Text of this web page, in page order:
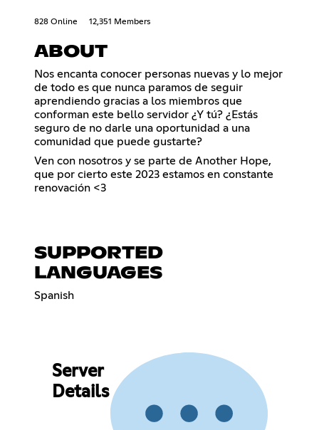
828 Online 12,351 Members
ABOUT
Nos encanta conocer personas nuevas y lo mejor
de todo es que nunca paramos de seguir
aprendiendo gracias a los miembros que
conforman este bello servidor ¿Y tú? ¿Estás
seguro de no darle una oportunidad a una
comunidad que puede gustarte?
Ven con nosotros y se parte de Another Hope,
que por cierto este 2023 estamos en constante
renovación <3
SUPPORTED
LANGUAGES
Spanish
Server
Details